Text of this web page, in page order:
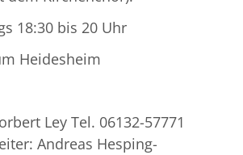
18:30 bis 20 Uhr
Heidesheim
Ley Tel. 06132-57771
Andreas Hesping-